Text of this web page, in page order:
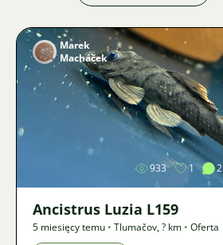
Zdjęcie
Marek
Macháček
933 1 2
Ancistrus Luzia L159
5 miesięcy temu • Tlumačov,? km • Oferta